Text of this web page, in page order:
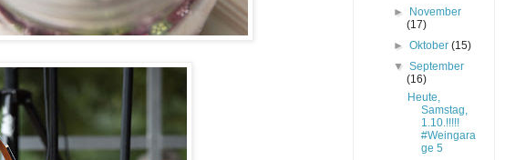
►
November
(17)
►Oktober(15)
▼September
(16)
Heute,
Samstag,
1.10.!!!!!
#Weingara
ge 5